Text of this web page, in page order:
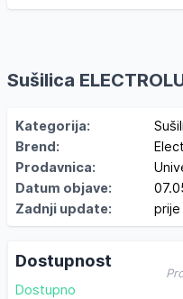
Sušilica
Kategorija:
Brend:
Prodavnica:
Datum objave:
Zadnji update:
prije
Dostupnost
Dostupno